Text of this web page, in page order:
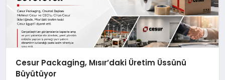
Cesur Packaging, Mısır’daki Üretim Üssünü
Büyütüyor